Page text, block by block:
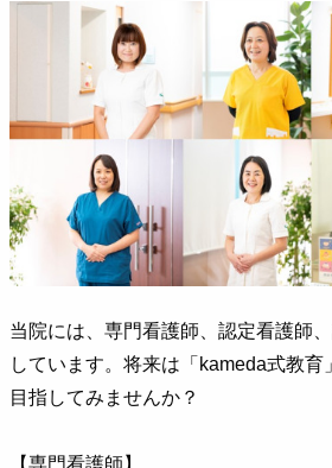
当院には、専門看護師、認定看護師
しています。将来は「kameda式教育
目指してみませんか？
【専門看護師】